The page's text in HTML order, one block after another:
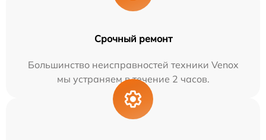
Срочный ремонт
Большинство неисправностей техники Venox
мы устраняем в течение 2 часов.